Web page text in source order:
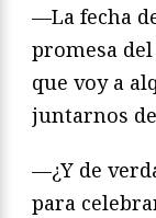
—La fecha
promesa
que voy a
juntarnos
—¿Y de
para